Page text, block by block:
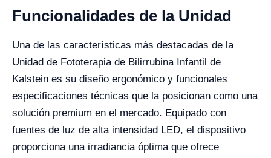
Funcionalidades de la Unidad
Una de las características más destacadas de la
Unidad de Fototerapia de Bilirrubina Infantil de
Kalstein es su diseño ergonómico y funcionales
especificaciones técnicas que la posicionan como una
solución premium en el mercado. Equipado con
fuentes de luz de alta intensidad LED, el dispositivo
proporciona una irradiancia óptima que ofrece